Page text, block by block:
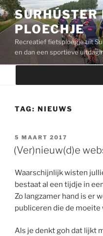
Ga
naar
de
inhoud
SURHÚSTER
PLOECHJE
Recreatief fietsploegje uit
en dan een sportieve
TAG: NIEUWS
GEPLAATST
OP
5 MAART 2017
(Ver)nieuw(d)e
Waarschijnlijk wisten
bestaat al een tijdje in
Zo langzamer hand is er
publiceren die de moeite
Als je denkt goh dat lijkt